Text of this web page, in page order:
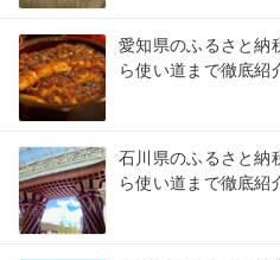
愛知県のふるさと納
ら使い道まで徹底紹
石川県のふるさと納
ら使い道まで徹底紹